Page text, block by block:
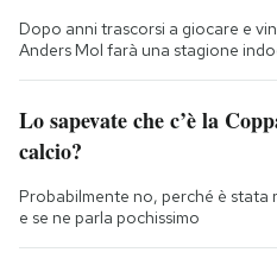
Dopo anni trascorsi a giocare e
Anders Mol farà una stagione
Lo sapevate che c’è la
calcio?
Probabilmente no, perché è stata
e se ne parla pochissimo